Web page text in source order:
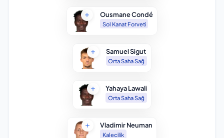
Ousmane Condé
Sol Kanat Forveti
Samuel Sigut
Orta Saha Sağ
Yahaya Lawali
Orta Saha Sağ
Vladimir Neuman
Kalecilik